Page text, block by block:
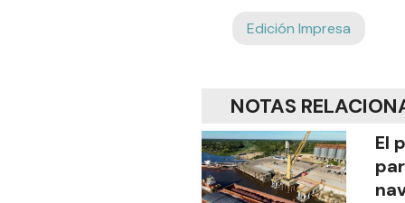
Edición Impresa
NOTAS
El